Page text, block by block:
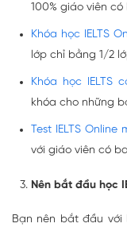
100% giáo viên có
Khóa học IELTS
lớp chỉ bằng 1/2
Khóa học IELTS
khóa cho những
Test IELTS Online
với giáo viên có
Nên bắt đầu học
Bạn nên bắt đầu với